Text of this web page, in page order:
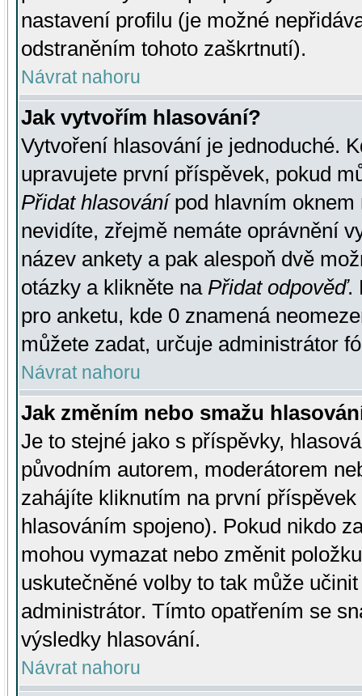
nastavení profilu (je možné
odstraněním tohoto zaškrtnutí).
Návrat nahoru
Jak vytvořím hlasování?
Vytvoření hlasování je jednoduché.
upravujete první příspěvek, pokud
Přidat hlasovánípod hlavním oknem
nevidíte, zřejmě nemáte oprávnění
název ankety a pak alespoň dvě
otázky a klikněte na Přidat odpověď.
pro anketu, kde 0 znamená
můžete zadat, určuje administrátor
Návrat nahoru
Jak změním nebo smažu
Je to stejné jako s příspěvky,
původním autorem, moderátorem
zahájíte kliknutím na první
hlasováním spojeno). Pokud nikdo
mohou vymazat nebo změnit
uskutečněné volby to tak může
administrátor. Tímto opatřením se
výsledky hlasování.
Návrat nahoru